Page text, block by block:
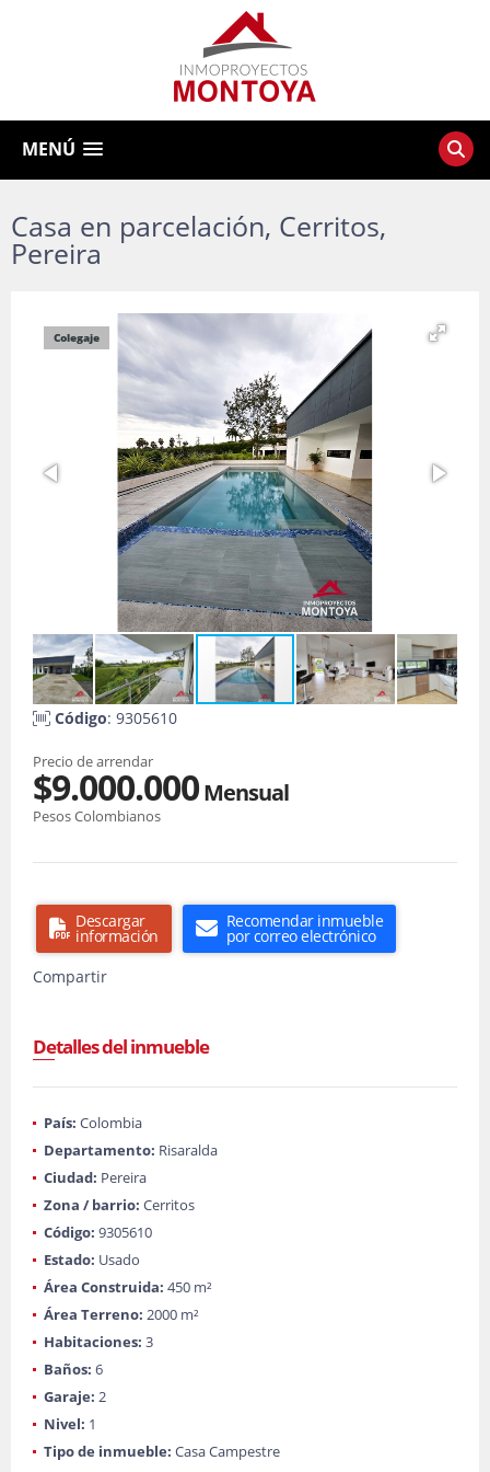
MENÚ
Casa en parcelación, Cerritos,
Pereira
Colegaje
Código: 9305610
Precio de arrendar
$9.000.000Mensual
Pesos Colombianos
Descargar
información
Recomendar inmueble
por correo electrónico
Compartir
Detalles del inmueble
País: Colombia
Departamento: Risaralda
Ciudad: Pereira
Zona / barrio: Cerritos
Código: 9305610
Estado: Usado
Área Construida: 450 m²
Área Terreno: 2000 m²
Habitaciones: 3
Baños: 6
Garaje: 2
Nivel: 1
Tipo de inmueble: Casa Campestre